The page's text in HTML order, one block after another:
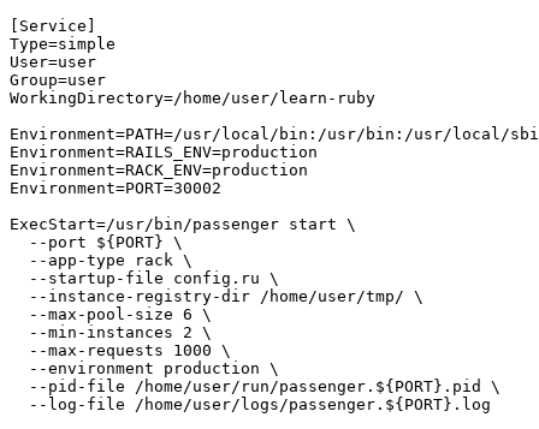
[Service]
Type=simple
User=user
Group=user
WorkingDirectory=/home/user/learn-ruby
Environment=PATH=/usr/local/bin:/usr/bin:/usr/local/
Environment=RAILS_ENV=production
Environment=RACK_ENV=production
Environment=PORT=30002
ExecStart=
  --log-file /home/user/logs/passenger.${PORT}.log